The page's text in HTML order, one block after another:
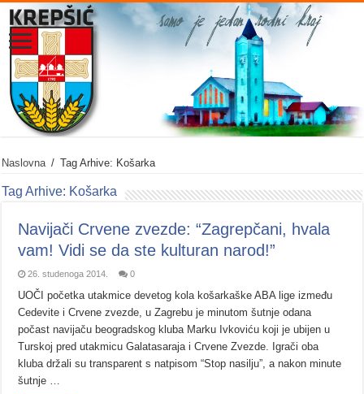
Naslovna / Tag Arhive: Košarka
Tag Arhive: Košarka
Navijači Crvene zvezde: “Zagrepčani, hvala
vam! Vidi se da ste kulturan narod!”
26. studenoga 2014. 0
UOČI početka utakmice devetog kola košarkaške ABA lige između
Cedevite i Crvene zvezde, u Zagrebu je minutom šutnje odana
počast navijaču beogradskog kluba Marku Ivkoviću koji je ubijen u
Turskoj pred utakmicu Galatasaraja i Crvene Zvezde. Igrači oba
kluba držali su transparent s natpisom “Stop nasilju”, a nakon minute
šutnje …